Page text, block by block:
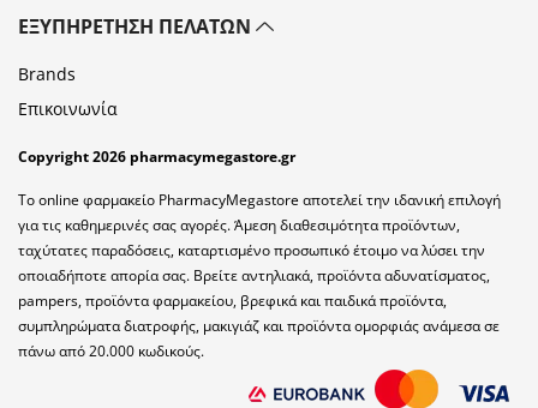
ΕΞΥΠΗΡΈΤΗΣΗ ΠΕΛΑΤΏΝ
Brands
Επικοινωνία
Copyright 2026 pharmacymegastore.gr
Το online φαρμακείο PharmacyMegastore αποτελεί την ιδανική επιλογή
για τις καθημερινές σας αγορές. Άμεση διαθεσιμότητα προϊόντων,
ταχύτατες παραδόσεις, καταρτισμένο προσωπικό έτοιμο να λύσει την
οποιαδήποτε απορία σας. Βρείτε αντηλιακά, προϊόντα αδυνατίσματος,
pampers, προϊόντα φαρμακείου, βρεφικά και παιδικά προϊόντα,
συμπληρώματα διατροφής, μακιγιάζ και προϊόντα ομορφιάς ανάμεσα σε
πάνω από 20.000 κωδικούς.